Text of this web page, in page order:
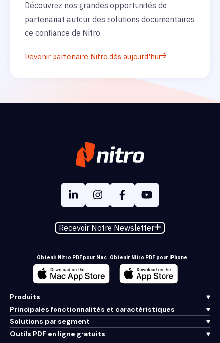
Découvrez nos grandes opportunités de
partenariat autour des solutions documentaires
de confiance de Nitro.
Devenir partenaire Nitro dès aujourd'hui
Recevoir Notre Newsletter
Obtenir Nitro PDF pour Mac Obtenir Nitro PDF pour iPhone
Produits
Principales fonctionnalités et caractéristiques
Solutions par segment
Outils PDF en ligne gratuits